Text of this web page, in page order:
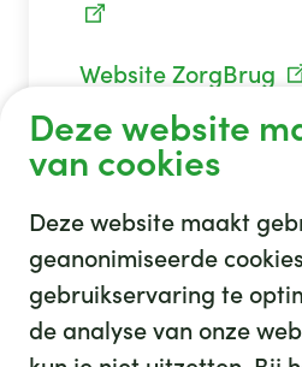
Website ZorgBrug
Deze website
van cookies
Deze website maakt
geanonimiseerde
gebruikservaring te
de analyse van onzeGHZ